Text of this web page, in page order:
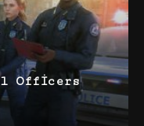
Officers